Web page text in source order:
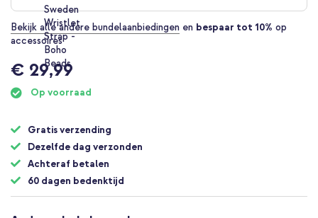
Bekijk alle andere bundelaanbiedingen en bespaar tot 10% op
accessoires
€ 29,99
Op voorraad
Gratis verzending
Dezelfde dag verzonden
Achteraf betalen
60 dagen bedenktijd